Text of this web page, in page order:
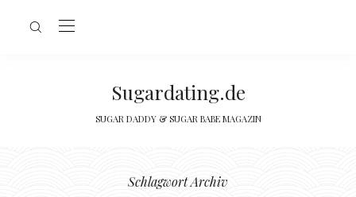
Sugardating.de
SUGAR DADDY & SUGAR BABE MAGAZIN
Schlagwort Archiv